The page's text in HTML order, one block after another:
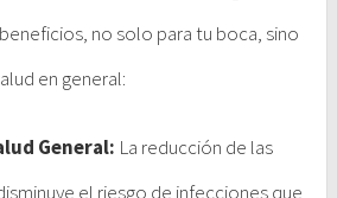
no solo para tu boca, sino
en general:
General: La reducción de las
el riesgo de infecciones que